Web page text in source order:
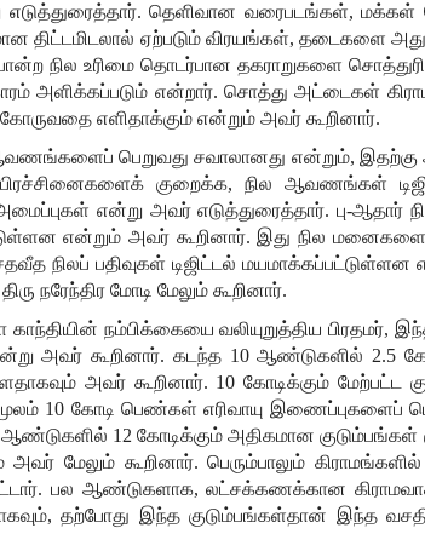
எடுத்துரைத்தார்.தெளிவான வரைபடங்கள்,மக்கள்
திட்டமிடலால் ஏற்படும் விரயங்கள், தடைகளை அது
நில உரிமை தொடர்பான தகராறுகளை
அளிக்கப்படும் என்றார். சொத்து அட்டைகள்
கோருவதை எளிதாக்கும் என்றும் அவர் கூறினார்.
பெறுவது சவாலானது என்றும், இதற்கு
பிரச்சினைகளைக் குறைக்க, நில ஆவணங்கள்
என்று அவர் எடுத்துரைத்தார்.பு-ஆதார்
என்றும் அவர் கூறினார்.இது நில மனைகளை
நிலப் பதிவுகள் டிஜிட்டல் மயமாக்கப்பட்டுள்ளன
திரு நரேந்திர மோடி மேலும் கூறினார்.
காந்தியின் நம்பிக்கையை வலியுறுத்திய பிரதமர்,
அவர் கூறினார். கடந்த10ஆண்டுகளில் 2.5
அவர் கூறினார். 10கோடிக்கும் மேற்பட்ட
10 கோடி பெண்கள் எரிவாயு இணைப்புகளைப்
ஆண்டுகளில் 12கோடிக்கும் அதிகமான குடும்பங்கள்
அவர் மேலும் கூறினார்.பெரும்பாலும் கிராமங்களில்
.பல ஆண்டுகளாக,லட்சக்கணக்கான
, தற்போது இந்த குடும்பங்கள்தான் இந்த